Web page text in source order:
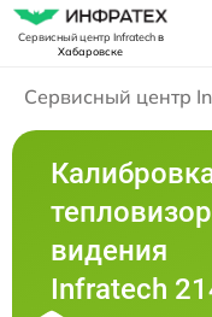
Сервисный центр Infratechв
Хабаровске
Сервисный центр
видения
Infratech